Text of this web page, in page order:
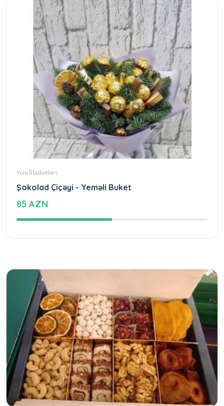
Yeni İl buketləri
Şokolad Çiçəyi - Yeməli Buket
85 AZN